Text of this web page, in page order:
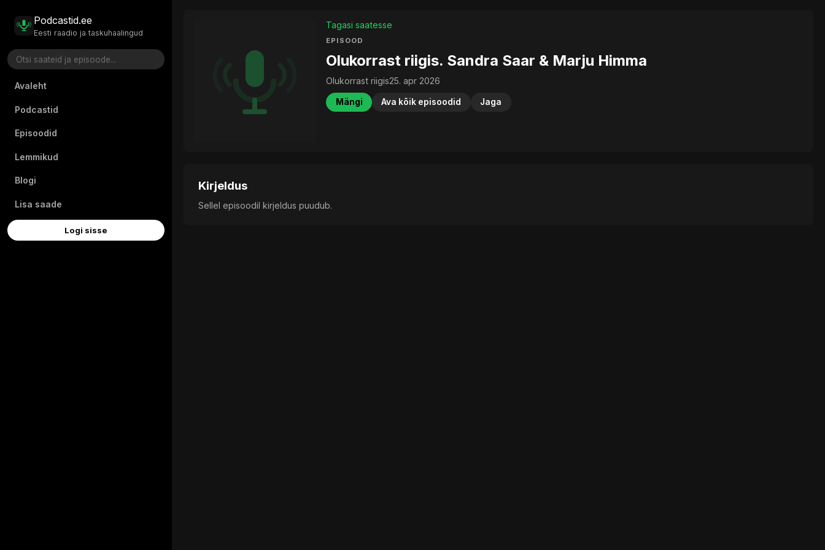
Podcastid.ee
Eesti raadio ja taskuhaalingud
Avaleht
Podcastid
Episoodid
Lemmikud
Blogi
Lisa saade
Logi sisse
Tagasi saatesse
EPISOOD
Olukorrast riigis. Sandra Saar & Marju Himma
Olukorrast riigis25. apr 2026
Mängi Ava kõik episoodid Jaga
Kirjeldus
Sellel episoodil kirjeldus puudub.